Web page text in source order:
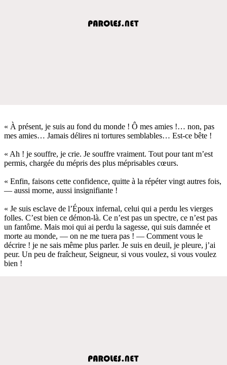
« À présent, je suis au fond du monde ! Ô mes amies !… non, pas
mes amies… Jamais délires ni tortures semblables… Est-ce bête !
« Ah ! je souffre, je crie. Je souffre vraiment. Tout pour tant m’est
permis, chargée du mépris des plus méprisables cœurs.
« Enfin, faisons cette confidence, quitte à la répéter vingt autres fois,
— aussi morne, aussi insignifiante !
« Je suis esclave de l’Époux infernal, celui qui a perdu les vierges
folles. C’est bien ce démon-là. Ce n’est pas un spectre, ce n’est pas
un fantôme. Mais moi qui ai perdu la sagesse, qui suis damnée et
morte au monde, — on ne me tuera pas ! — Comment vous le
décrire ! je ne sais même plus parler. Je suis en deuil, je pleure, j’ai
peur. Un peu de fraîcheur, Seigneur, si vous voulez, si vous voulez
bien !